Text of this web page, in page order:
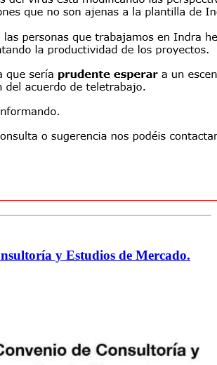
y Estudios de Mercado.